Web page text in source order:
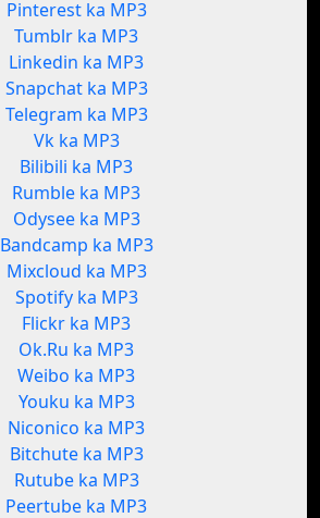
Pinterest ka MP3
Tumblr ka MP3
Linkedin ka MP3
Snapchat ka MP3
Telegram ka MP3
Vk ka MP3
Bilibili ka MP3
Rumble ka MP3
Odysee ka MP3
Bandcamp ka MP3
Mixcloud ka MP3
Spotify ka MP3
Flickr ka MP3
Ok.Ru ka MP3
Weibo ka MP3
Youku ka MP3
Niconico ka MP3
Bitchute ka MP3
Rutube ka MP3
Peertube ka MP3